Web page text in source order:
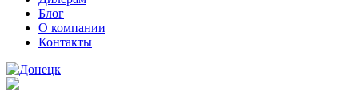
Блог
О компании
Контакты